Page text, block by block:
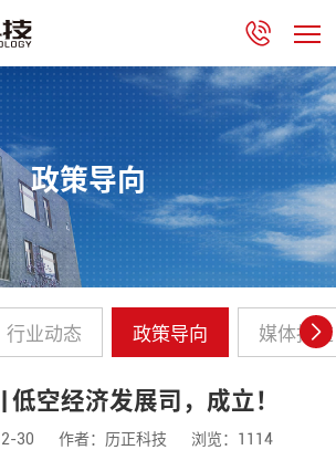
政策导向
行业动态 政策导向 媒体报道
低空经济发展司，成立！
30 作者：历正科技 浏览：1114